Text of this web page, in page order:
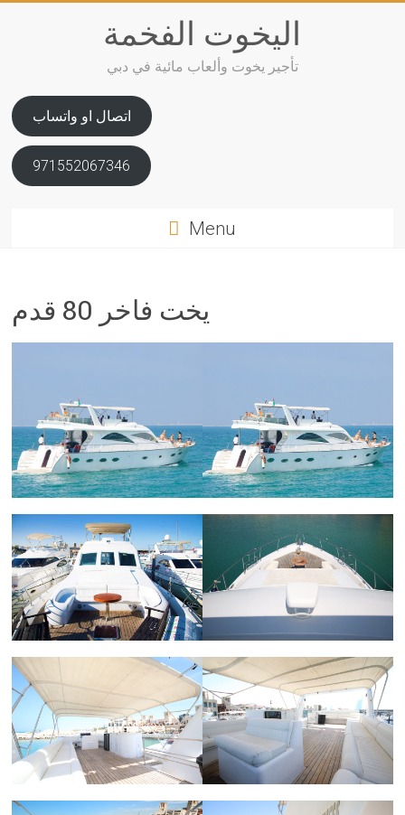
اليخوت الفخمة
تأجير يخوت وألعاب مائية في دبي
اتصال او واتساب
971552067346
Menu
يخت فاخر 80 قدم